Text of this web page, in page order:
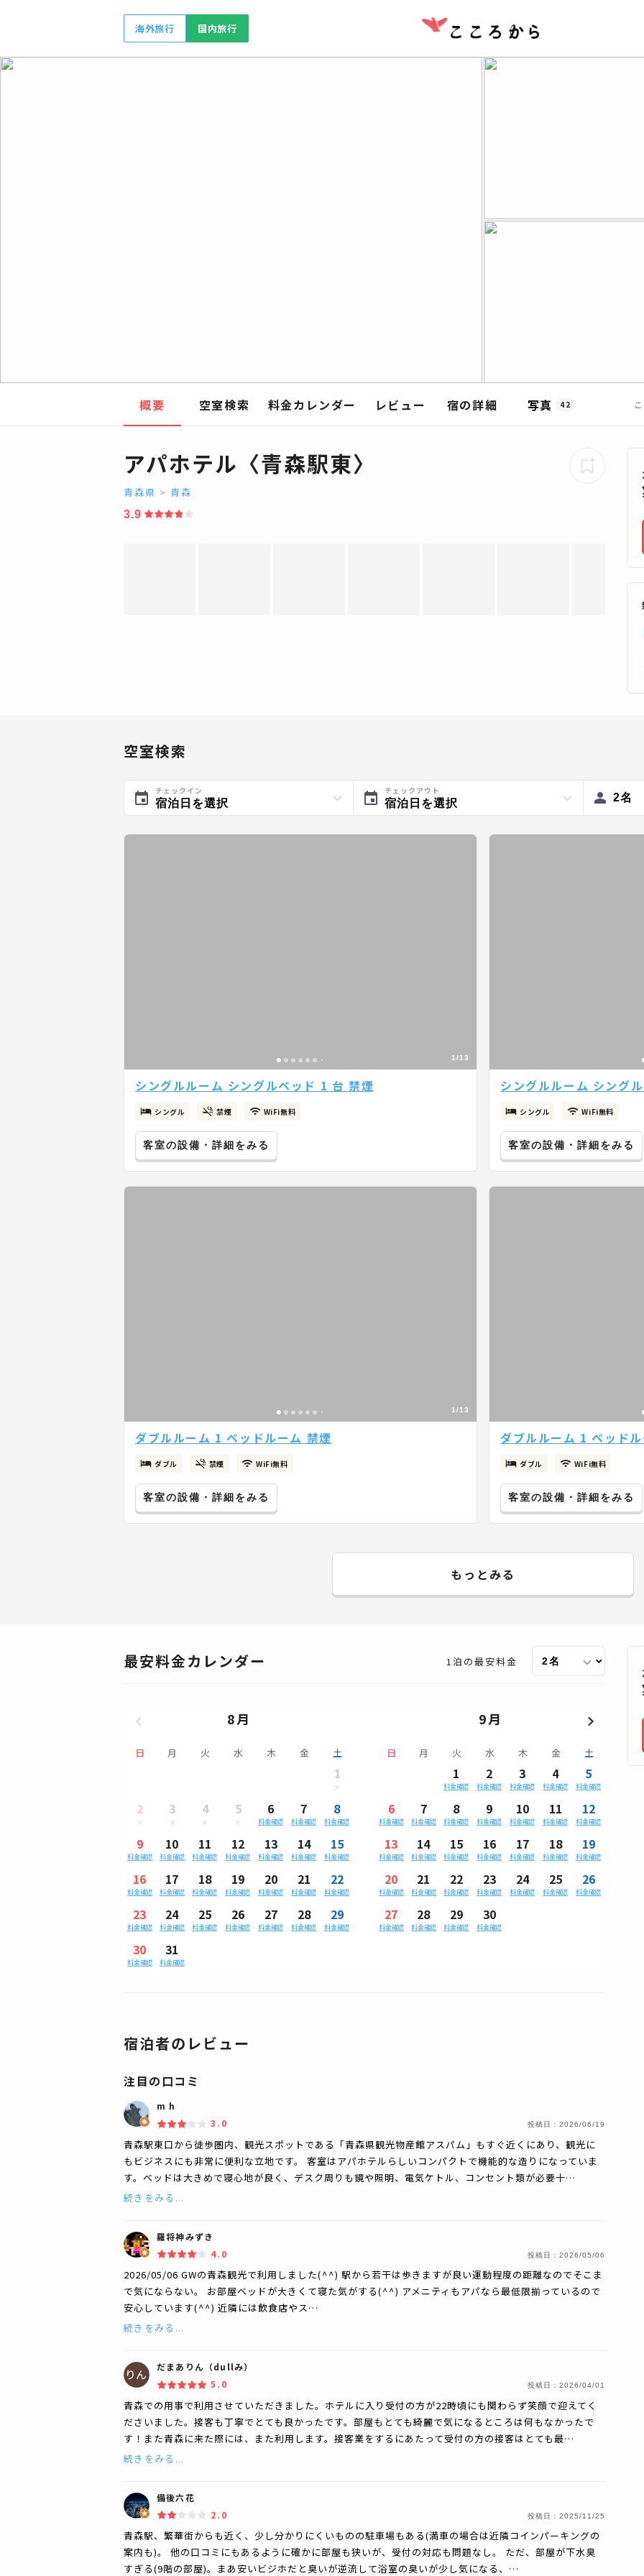
海外旅行 国内旅行
概要 空室検索 料金カレンダー レビュー 宿の詳細 写真 42
アパホテル〈青森駅東〉
青森県 > 青森
3.9
空室検索
チェックイン
宿泊日を選択
チェックアウト
宿泊日を選択 2名
1/13
シングルルーム シングルベッド 1 台 禁煙
シングル 禁煙 WiFi無料
客室の設備・詳細をみる
シングルルーム シング
シングル WiFi無料
客室の設備・詳細をみる
1/13
ダブルルーム 1 ベッドルーム 禁煙
ダブル 禁煙 WiFi無料
客室の設備・詳細をみる
ダブルルーム 1 ベッド
ダブル WiFi無料
客室の設備・詳細をみる
もっとみる
最安料金カレンダー 1泊の最安料金
8月
日 月 火 水 木 金 土
1
2 3 4 5 6
料金確認
7
料金確認
8
料金確認
9
料金確認
10
料金確認
11
料金確認
12
料金確認
13
料金確認
14
料金確認
15
料金確認
16
料金確認
17
料金確認
18
料金確認
19
料金確認
20
料金確認
21
料金確認
22
料金確認
23
料金確認
24
料金確認
25
料金確認
26
料金確認
27
料金確認
28
料金確認
29
料金確認
30
料金確認
31
料金確認
9月
日 月 火 水 木 金 土
1
料金確認
2
料金確認
3
料金確認
4
料金確認
5
料金確認
6
料金確認
7
料金確認
8
料金確認
9
料金確認
10
料金確認
11
料金確認
12
料金確認
13
料金確認
14
料金確認
15
料金確認
16
料金確認
17
料金確認
18
料金確認
19
料金確認
20
料金確認
21
料金確認
22
料金確認
23
料金確認
24
料金確認
25
料金確認
26
料金確認
27
料金確認
28
料金確認
29
料金確認
30
料金確認
宿泊者のレビュー
注目の口コミ
m h
3.0
投稿日： 2026/06/19
青森駅東口から徒歩圏内、観光スポットである「青森県観光物産館アスパム」もすぐ近くにあり、観光に
もビジネスにも非常に便利な立地です。 客室はアパホテルらしいコンパクトで機能的な造りになっていま
す。ベッドは大きめで寝心地が良く、デスク周りも鏡や照明、電気ケトル、コンセント類が必要十…
続きをみる...
羅将神みずき
4.0
投稿日： 2026/05/06
2026/05/06 GWの青森観光で利用しました(⁠^⁠^⁠) 駅から若干は歩きますが良い運動程度の距離なのでそこま
で気にならない。 お部屋ベッドが大きくて寝た気がする(⁠^⁠^⁠) アメニティもアパなら最低限揃っているので
安心しています(⁠^⁠^⁠) 近隣には飲食店やス…
続きをみる...
だまありん（dullみ）
5.0
投稿日： 2026/04/01
青森での用事で利用させていただきました。ホテルに入り受付の方が22時頃にも関わらず笑顔で迎えてく
ださいました。接客も丁寧でとても良かったです。部屋もとても綺麗で気になるところは何もなかったで
す！また青森に来た際には、また利用します。接客業をするにあたって受付の方の接客はとても最…
続きをみる...
備後六花
2.0
投稿日： 2025/11/25
青森駅、繁華街からも近く、少し分かりにくいものの駐車場もある(満車の場合は近隣コインパーキングの
案内も)。 他の口コミにもあるように確かに部屋も狭いが、受付の対応も問題なし。 ただ、部屋が下水臭
すぎる(9階の部屋)。まあ安いビジホだと臭いが逆流して浴室の臭いが少し気になる、…